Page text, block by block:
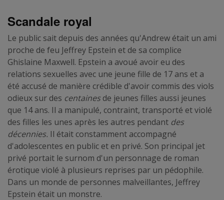
Scandale royal
Le public sait depuis des années qu'Andrew était un ami
proche de feu Jeffrey Epstein et de sa complice
Ghislaine Maxwell. Epstein a avoué avoir eu des
relations sexuelles avec une jeune fille de 17 ans et a
été accusé de manière crédible d'avoir commis des viols
odieux sur des centainesde jeunes filles aussi jeunes
que 14 ans. Il a manipulé, contraint, transporté et violé
des filles les unes après les autres pendant des
décennies. Il était constamment accompagné
d'adolescentes en public et en privé. Son principal jet
privé portait le surnom d'un personnage de roman
érotique violé à plusieurs reprises par un pédophile.
Dans un monde de personnes malveillantes, Jeffrey
Epstein était un monstre.